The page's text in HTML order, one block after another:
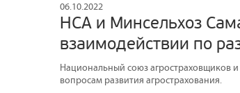
06.10.2022
НСА и Минсельхоз
взаимодействии по
Национальный союз агростраховщиков
вопросам развития агрострахования.